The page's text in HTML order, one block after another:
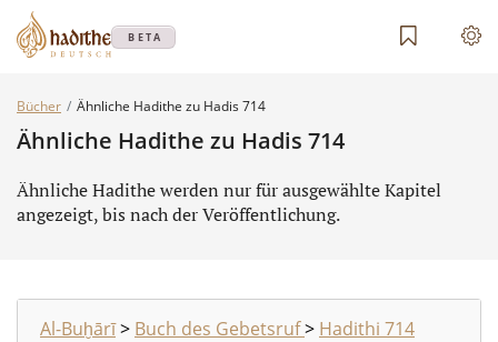
BETA
Bücher Ähnliche Hadithe zu Hadis 714
Ähnliche Hadithe zu Hadis 714
Ähnliche Hadithe werden nur für ausgewählte Kapitel
angezeigt, bis nach der Veröffentlichung.
Al-Buḫārī> Buch des Gebetsruf> Hadithi 714